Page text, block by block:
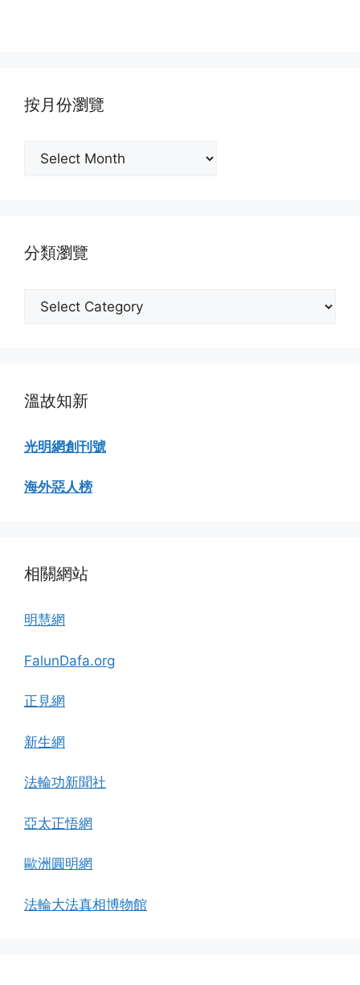
按月份瀏覽
分類瀏覽
溫故知新
光明網創刊號
海外惡人榜
相關網站
明慧網
FalunDafa.org
正見網
新生網
法輪功新聞社
亞太正悟網
歐洲圓明網
法輪大法真相博物館